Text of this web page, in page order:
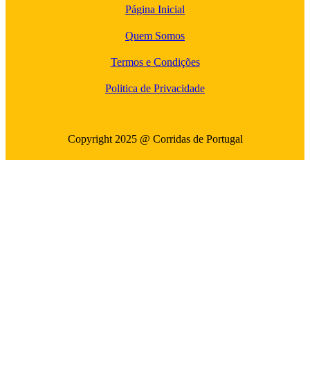
Página Inicial
Quem Somos
Termos e Condições
Politica de Privacidade
Copyright 2025 @ Corridas de Portugal